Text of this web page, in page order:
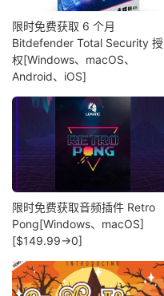
限时免费获取 6 个月
Bitdefender Total Security 授
权[Windows、macOS、
Android、iOS]
限时免费获取音频插件 Retro
Pong[Windows、macOS]
[$149.99→0]